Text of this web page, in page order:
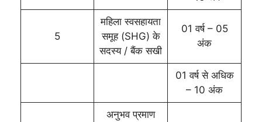
5
महिला स्वसहायता
समूह (SHG) के
सदस्य / बैंक सखी
01 वर्ष – 05
अंक
01 वर्ष से अधिक
– 10 अंक
अनुभव प्रमाण